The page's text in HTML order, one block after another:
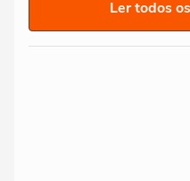
Ler todos